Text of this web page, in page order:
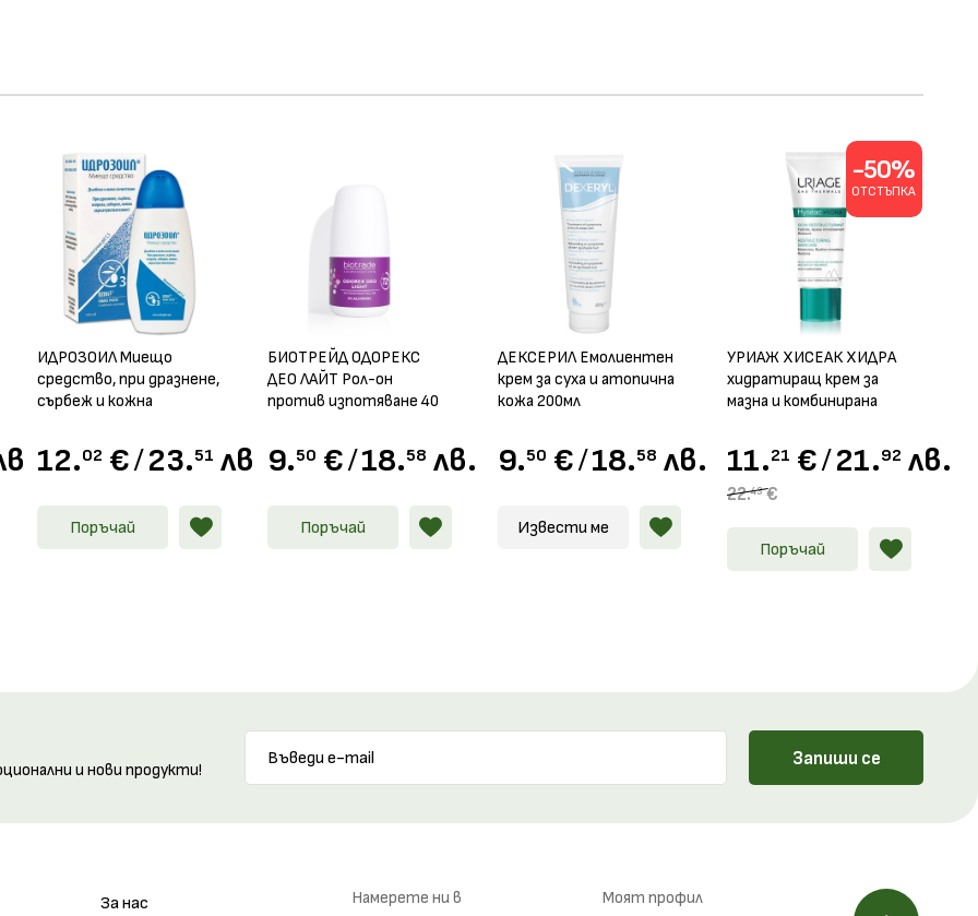
ИДРОЗОИЛ Миещо
средство, при дразнене,
сърбеж и кожна
12.02 €/23.51 лв.
Поръчай
БИОТРЕЙД ОДОРЕКС
ДЕО ЛАЙТ Рол-он
против изпотяване 40
9.50 €/18.58 лв.
Поръчай
ДЕКСЕРИЛ Емолиентен
крем за суха и атопична
кожа 200мл
9.50 €/18.58 лв.
Извести ме
-50%
ОТСТЪПКА
УРИАЖ ХИСЕАК ХИДРА
хидратиращ крем за
мазна и комбинирана
11.21 €/21.92 лв.
22.43 €
Поръчай
и нови продукти!
Запиши се
За нас Намерете ни в Моят профил